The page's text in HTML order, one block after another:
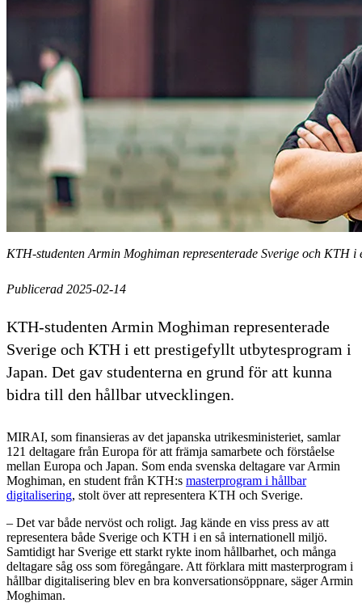
KTH-studenten Armin Moghiman representerade Sverige och KTH
Publicerad 2025-02-14
KTH-studenten Armin Moghiman representerade
Sverige och KTH i ett prestigefyllt utbytesprogram i
Japan. Det gav studenterna en grund för att kunna
bidra till den hållbar utvecklingen.
MIRAI, som finansieras av det japanska utrikesministeriet, samlar
121 deltagare från Europa för att främja samarbete och förståelse
mellan Europa och Japan. Som enda svenska deltagare var Armin
Moghiman, en student från KTH:s masterprogram i hållbar
digitalisering, stolt över att representera KTH och Sverige.
– Det var både nervöst och roligt. Jag kände en viss press av att
representera både Sverige och KTH i en så internationell miljö.
Samtidigt har Sverige ett starkt rykte inom hållbarhet, och många
deltagare såg oss som föregångare. Att förklara mitt masterprogram i
hållbar digitalisering blev en bra konversationsöppnare, säger Armin
Moghiman.